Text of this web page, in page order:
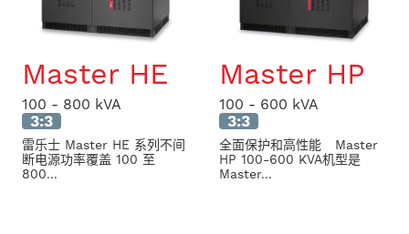
Master HE
100 - 800 kVA
3:3
雷乐士 Master HE 系列不间
断电源功率覆盖 100 至
800...
Master HP
100 - 600 kVA
3:3
全面保护和高性能 Master
HP 100-600 KVA机型是
Master...